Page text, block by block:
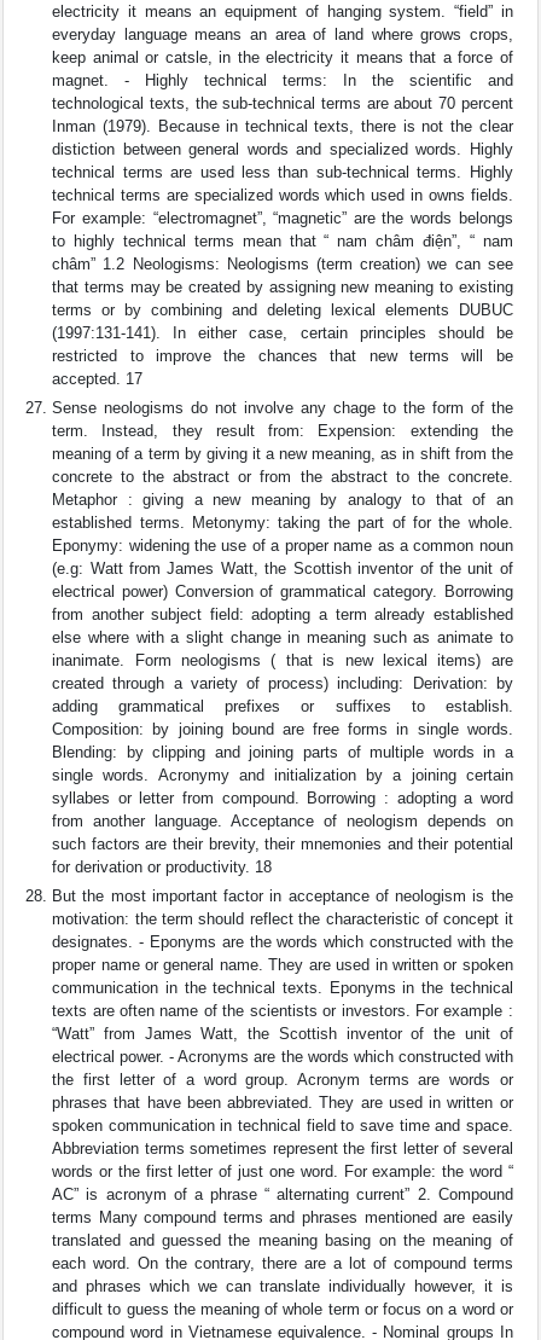
electricity it means an equipment of hanging system. “field” in
everyday language means an area of land where grows crops,
keep animal or catsle, in the electricity it means that a force of
magnet. - Highly technical terms: In the scientific and
technological texts, the sub-technical terms are about 70 percent
Inman (1979). Because in technical texts, there is not the clear
distiction between general words and specialized words. Highly
technical terms are used less than sub-technical terms. Highly
technical terms are specialized words which used in owns fields.
For example: “electromagnet”, “magnetic” are the words belongs
to highly technical terms mean that “ nam châm điện”, “ nam
châm” 1.2 Neologisms: Neologisms (term creation) we can see
that terms may be created by assigning new meaning to existing
terms or by combining and deleting lexical elements DUBUC
(1997:131-141). In either case, certain principles should be
restricted to improve the chances that new terms will be
accepted. 17
Sense neologisms do not involve any chage to the form of the
term. Instead, they result from: Expension: extending the
meaning of a term by giving it a new meaning, as in shift from the
concrete to the abstract or from the abstract to the concrete.
Metaphor : giving a new meaning by analogy to that of an
established terms. Metonymy: taking the part of for the whole.
Eponymy: widening the use of a proper name as a common noun
(e.g: Watt from James Watt, the Scottish inventor of the unit of
electrical power) Conversion of grammatical category. Borrowing
from another subject field: adopting a term already established
else where with a slight change in meaning such as animate to
inanimate. Form neologisms ( that is new lexical items) are
created through a variety of process) including: Derivation: by
adding grammatical prefixes or suffixes to establish.
Composition: by joining bound are free forms in single words.
Blending: by clipping and joining parts of multiple words in a
single words. Acronymy and initialization by a joining certain
syllabes or letter from compound. Borrowing : adopting a word
from another language. Acceptance of neologism depends on
such factors are their brevity, their mnemonies and their potential
for derivation or productivity. 18
But the most important factor in acceptance of neologism is the
motivation: the term should reflect the characteristic of concept it
designates. - Eponyms are the words which constructed with the
proper name or general name. They are used in written or spoken
communication in the technical texts. Eponyms in the technical
texts are often name of the scientists or investors. For example :
“Watt” from James Watt, the Scottish inventor of the unit of
electrical power. - Acronyms are the words which constructed with
the first letter of a word group. Acronym terms are words or
phrases that have been abbreviated. They are used in written or
spoken communication in technical field to save time and space.
Abbreviation terms sometimes represent the first letter of several
words or the first letter of just one word. For example: the word “
AC” is acronym of a phrase “ alternating current” 2. Compound
terms Many compound terms and phrases mentioned are easily
translated and guessed the meaning basing on the meaning of
each word. On the contrary, there are a lot of compound terms
and phrases which we can translate individually however, it is
difficult to guess the meaning of whole term or focus on a word or
compound word in Vietnamese equivalence. - Nominal groups In